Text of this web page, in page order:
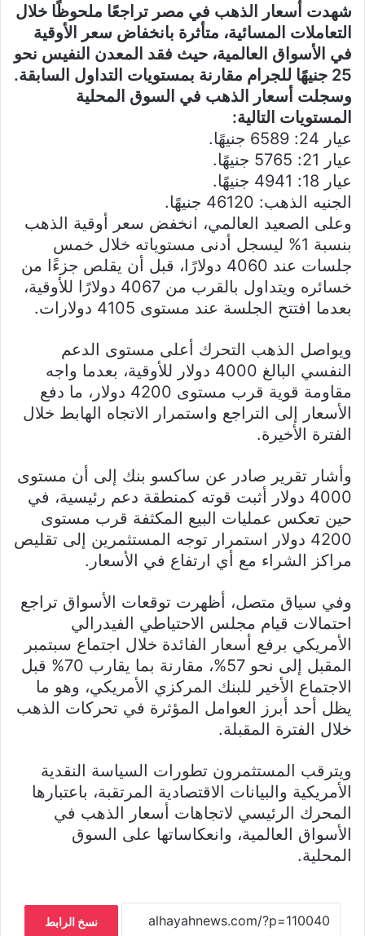
شهدت أسعار الذهب في مصر تراجعًا ملحوظًا خلال
التعاملات المسائية، متأثرة بانخفاض سعر الأوقية
في الأسواق العالمية، حيث فقد المعدن النفيس نحو
25 جنيهًا للجرام مقارنة بمستويات التداول السابقة.
وسجلت أسعار الذهب في السوق المحلية
المستويات التالية:
عيار 24: 6589 جنيهًا.
عيار 21: 5765 جنيهًا.
عيار 18: 4941 جنيهًا.
الجنيه الذهب: 46120 جنيهًا.
وعلى الصعيد العالمي، انخفض سعر أوقية الذهب
بنسبة 1% ليسجل أدنى مستوياته خلال خمس
جلسات عند 4060 دولارًا، قبل أن يقلص جزءًا من
خسائره ويتداول بالقرب من 4067 دولارًا للأوقية،
بعدما افتتح الجلسة عند مستوى 4105 دولارات.
ويواصل الذهب التحرك أعلى مستوى الدعم
النفسي البالغ 4000 دولار للأوقية، بعدما واجه
مقاومة قوية قرب مستوى 4200 دولار، ما دفع
الأسعار إلى التراجع واستمرار الاتجاه الهابط خلال
الفترة الأخيرة.
وأشار تقرير صادر عن ساكسو بنك إلى أن مستوى
4000 دولار أثبت قوته كمنطقة دعم رئيسية، في
حين تعكس عمليات البيع المكثفة قرب مستوى
4200 دولار استمرار توجه المستثمرين إلى تقليص
مراكز الشراء مع أي ارتفاع في الأسعار.
وفي سياق متصل، أظهرت توقعات الأسواق تراجع
احتمالات قيام مجلس الاحتياطي الفيدرالي
الأمريكي برفع أسعار الفائدة خلال اجتماع سبتمبر
المقبل إلى نحو 57%، مقارنة بما يقارب 70% قبل
الاجتماع الأخير للبنك المركزي الأمريكي، وهو ما
يظل أحد أبرز العوامل المؤثرة في تحركات الذهب
خلال الفترة المقبلة.
ويترقب المستثمرون تطورات السياسة النقدية
الأمريكية والبيانات الاقتصادية المرتقبة، باعتبارها
المحرك الرئيسي لاتجاهات أسعار الذهب في
الأسواق العالمية، وانعكاساتها على السوق
المحلية.
نسخ الرابط